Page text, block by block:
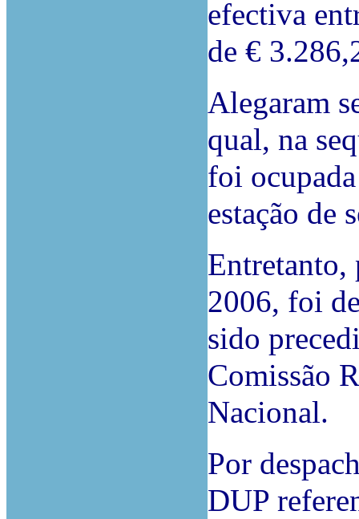
efectiva
de €
Alegaram
qual, na
foi
estação de
Entretanto,
2006, foi
sido
Comissão
Nacional.
Por
DUP